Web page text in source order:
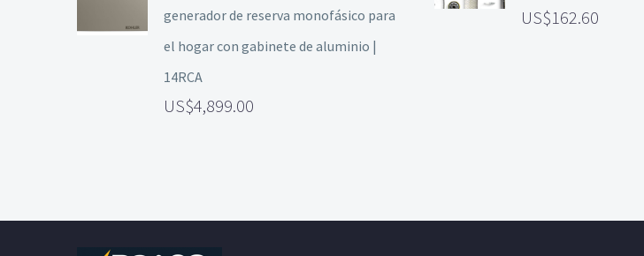
generador de reserva monofásico para
el hogar con gabinete de aluminio |
14RCA
4,899.00
162.60